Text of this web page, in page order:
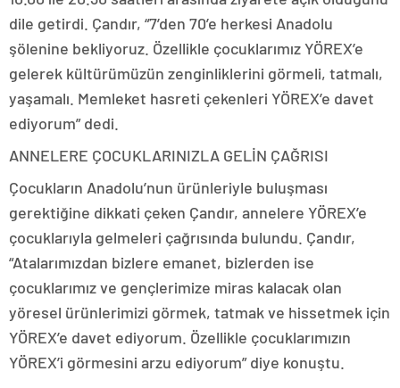
dile getirdi. Çandır, “7’den 70’e herkesi Anadolu
şölenine bekliyoruz. Özellikle çocuklarımız YÖREX’e
gelerek kültürümüzün zenginliklerini görmeli, tatmalı,
yaşamalı. Memleket hasreti çekenleri YÖREX’e davet
ediyorum” dedi.
ANNELERE ÇOCUKLARINIZLA GELİN ÇAĞRISI
Çocukların Anadolu’nun ürünleriyle buluşması
gerektiğine dikkati çeken Çandır, annelere YÖREX’e
çocuklarıyla gelmeleri çağrısında bulundu. Çandır,
“Atalarımızdan bizlere emanet, bizlerden ise
çocuklarımız ve gençlerimize miras kalacak olan
yöresel ürünlerimizi görmek, tatmak ve hissetmek için
YÖREX’e davet ediyorum. Özellikle çocuklarımızın
YÖREX’i görmesini arzu ediyorum” diye konuştu.